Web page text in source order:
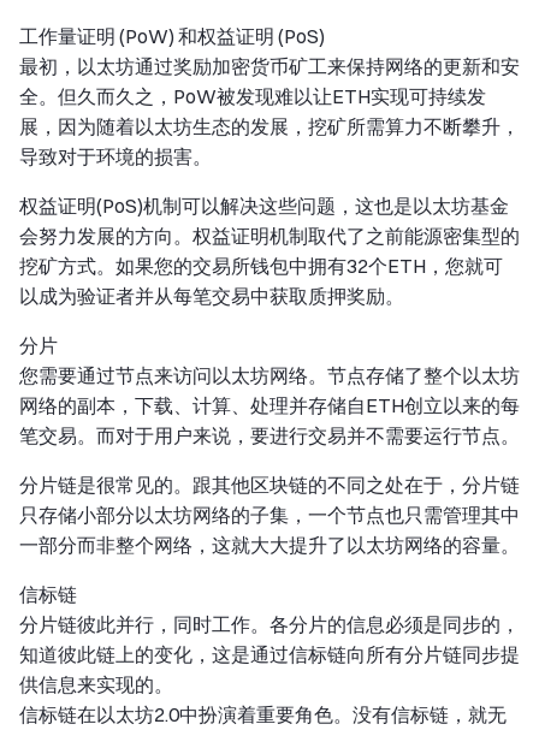
工作量证明 (PoW) 和权益证明 (PoS)
最初，以太坊通过奖励加密货币矿工来保持网络的更新和安
全。但久而久之，PoW被发现难以让ETH实现可持续发
展，因为随着以太坊生态的发展，挖矿所需算力不断攀升，
导致对于环境的损害。
权益证明(PoS)机制可以解决这些问题，这也是以太坊基金
会努力发展的方向。权益证明机制取代了之前能源密集型的
挖矿方式。如果您的交易所钱包中拥有32个ETH，您就可
以成为验证者并从每笔交易中获取质押奖励。
分片
您需要通过节点来访问以太坊网络。节点存储了整个以太坊
网络的副本，下载、计算、处理并存储自ETH创立以来的每
笔交易。而对于用户来说，要进行交易并不需要运行节点。
分片链是很常见的。跟其他区块链的不同之处在于，分片链
只存储小部分以太坊网络的子集，一个节点也只需管理其中
一部分而非整个网络，这就大大提升了以太坊网络的容量。
信标链
分片链彼此并行，同时工作。各分片的信息必须是同步的，
知道彼此链上的变化，这是通过信标链向所有分片链同步提
供信息来实现的。
信标链在以太坊2.0中扮演着重要角色。没有信标链，就无